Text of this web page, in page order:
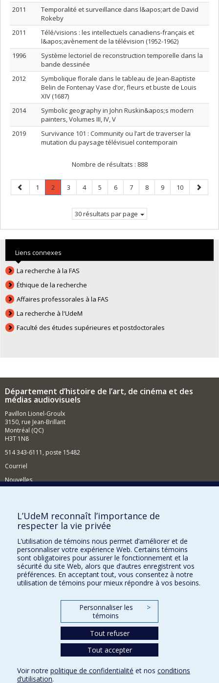
2011
Temporalité et surveillance dans l&apos;art de David
Rokeby
2011
Télé/visions : les intellectuels canadiens-français et
l&apos;avènement de la télévision (1952-1962)
1996
Système lectoriel de reconstruction temporelle dans la
bande dessinée
2012
Symbolique florale dans le tableau de Jean-Baptiste
Belin de Fontenay Vase d’or, fleurs et buste de Louis
XIV (1687)
2014
Symbolic geography in John Ruskin&apos;s modern
painters, Volumes III, IV, V
2019
Survivance 101 : Community ou l’art de traverser la
mutation du paysage télévisuel contemporain
Nombre de résultats : 888
Page
précédente
Page
1 Page
2
Page
Page
3 Page
4 Page
5 Page
6 Page
7 Page
8 Page
9 Page
10
Page
30 résultats par page
Liens connexes
La recherche à la FAS
Éthique de la recherche
Affaires professorales à la FAS
La recherche à l'UdeM
Faculté des études supérieures et postdoctorales
Département d’histoire de l’art, de cinéma et des
médias audiovisuels
Pavillon Lionel-Groulx
3150, rue Jean-Brillant
Montréal (QC)
H3T 1N8
514 343-6111, poste 15482
Courriel
Nouvelles
Comment soutenir le Département?
BESOIN D'AIDE?
Plan du site
Signaler une erreur
Accessibilité
FACULTÉ DES ARTS ET DES SCIENCES
Nos départements et écoles
Conditions d’utilisation
L’UdeM reconnaît l’importance de
respecter la vie privée
L’utilisation de témoins nous permet d’améliorer et de
personnaliser votre expérience Web. Certains témoins
sont obligatoires pour assurer le fonctionnement et la
sécurité du site Web, alors que d’autres enregistrent vos
préférences. En acceptant tout, vous consentez à notre
utilisation de témoins pour mieux répondre à vos besoins.
Personnaliser les
témoins
>
Tout refuser
Tout accepter
Voir notre politique de confidentialité et nos conditions
d’utilisation.